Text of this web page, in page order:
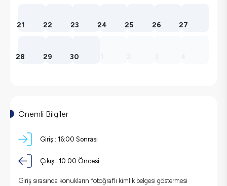
21 22 23 24 25 26 27
28 29 30
Önemli Bilgiler
Giriş : 16:00 Sonrası
Çıkış : 10:00 Öncesi
Giriş sırasında konukların fotoğraflı kimlik belgesi göstermesi